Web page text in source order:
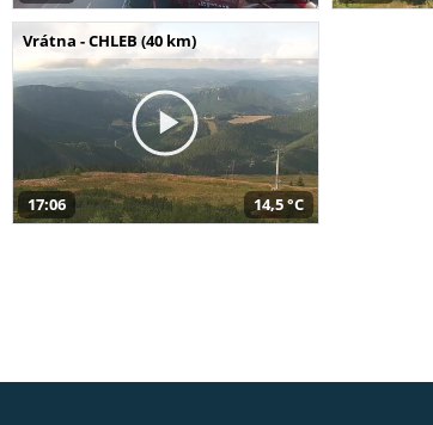
Vrátna - CHLEB (40 km)
17:06 14,5 °C